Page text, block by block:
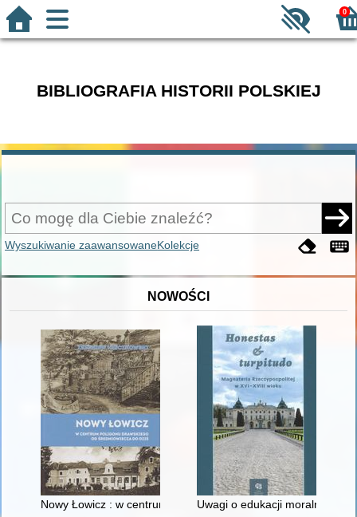
0
BIBLIOGRAFIA HISTORII POLSKIEJ
Wyszukiwanie zaawansowaneKolekcje
NOWOŚCI
Nowy Łowicz : w centrum poligonu drawskiego od
Uwagi o edukacji moralnej